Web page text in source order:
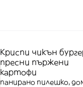
Криспи чикън
пресни пържени
картофи
панирано пилешко,